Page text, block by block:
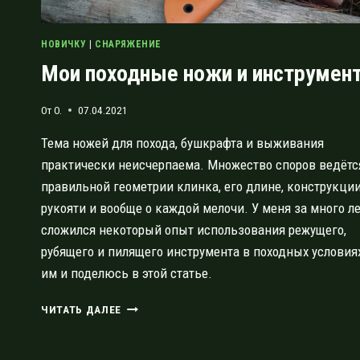
НОВИЧКУ СНАРЯЖЕНИЕ
Мои походные ножи и
ОтO. 07.04.2021
Тема ножей для похода, бушкрафта и выживания
практически неисчерпаема. Множество споров
правильной геометрии клинка, его длине,
рукояти и вообще о каждой мелочи. У меня за много
сложился некоторый опыт использования режущего,
рубящего и пилящего инструмента в походных
им и поделюсь в этой статье.
ЧИТАТЬ ДАЛЕЕ МОИ